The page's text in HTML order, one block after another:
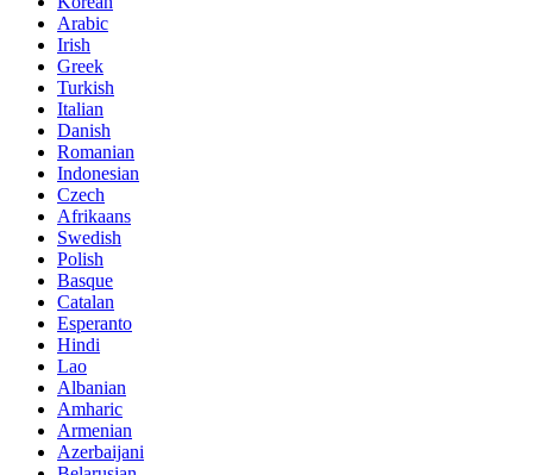
Arabic
Irish
Greek
Turkish
Italian
Danish
Romanian
Indonesian
Czech
Afrikaans
Swedish
Polish
Basque
Catalan
Esperanto
Hindi
Lao
Albanian
Amharic
Armenian
Azerbaijani